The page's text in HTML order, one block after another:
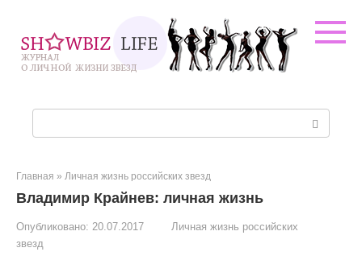
контенту
Главная » Личная жизнь российских звезд
Владимир Крайнев: личная жизнь
Опубликовано: 20.07.2017
Личная жизнь российских
звезд